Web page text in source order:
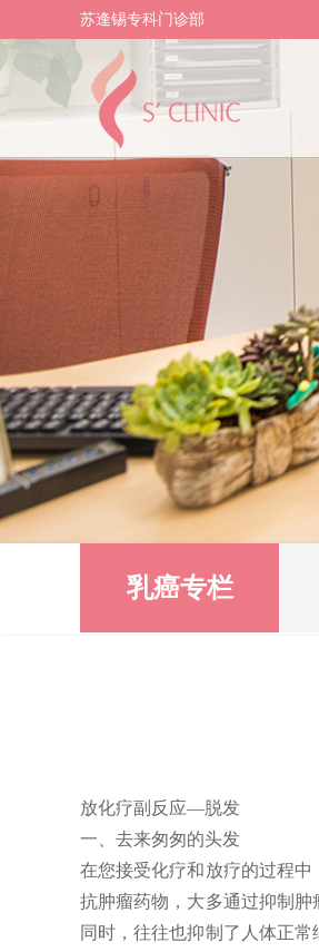
苏逢锡专科门诊部
乳癌专栏
放化疗副反应—脱发
一、去来匆匆的头发
在您接受化疗和放疗的过程
抗肿瘤药物，大多通过抑制
同时，往往也抑制了人体正